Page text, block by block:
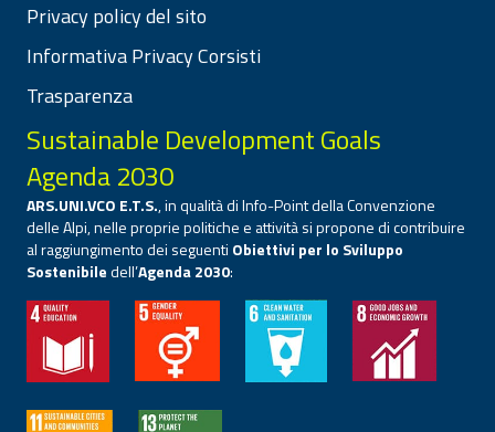
Privacy policy del sito
Informativa Privacy Corsisti
Trasparenza
Sustainable Development Goals
Agenda 2030
ARS.UNI.VCO E.T.S., in qualità di Info-Point della Convenzione
delle Alpi, nelle proprie politiche e attività si propone di contribuire
al raggiungimento dei seguenti Obiettivi per lo Sviluppo
Sostenibiledell’Agenda 2030: